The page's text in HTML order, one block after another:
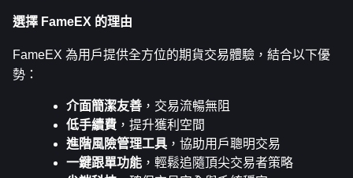
選擇 FameEX 的理由
FameEX 為用戶提供全方位的期貨交易體驗，結合以下優
勢：
介面簡潔友善 ，交易流暢無阻
低手續費 ，提升獲利空間
進階風險管理工具 ，協助用戶聰明交易
一鍵跟單功能 ，輕鬆追隨頂尖交易者策略